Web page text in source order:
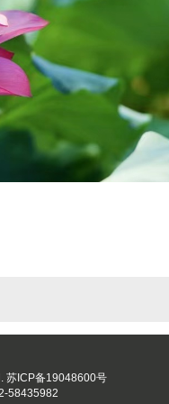
苏ICP备19048600号
58435982